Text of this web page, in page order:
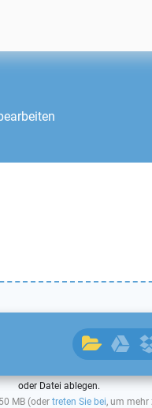
oder Datei ablegen.
MB (oder treten Sie bei, um mehr